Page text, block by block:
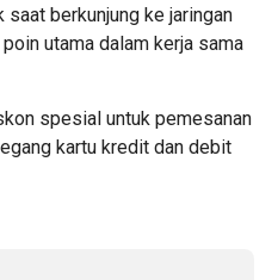
saat berkunjung ke jaringan
utama dalam kerja sama
spesial untuk pemesanan
kartu kredit dan debit